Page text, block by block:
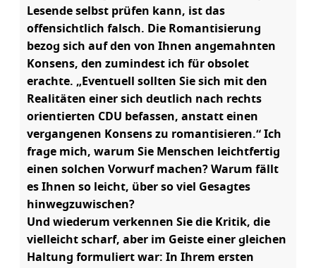
Lesende selbst prüfen kann, ist das
offensichtlich falsch. Die Romantisierung
bezog sich auf den von Ihnen angemahnten
Konsens, den zumindest ich für obsolet
erachte. „Eventuell sollten Sie sich mit den
Realitäten einer sich deutlich nach rechts
orientierten CDU befassen, anstatt einen
vergangenen Konsens zu romantisieren.“ Ich
frage mich, warum Sie Menschen leichtfertig
einen solchen Vorwurf machen? Warum fällt
es Ihnen so leicht, über so viel Gesagtes
hinwegzuwischen?
Und wiederum verkennen Sie die Kritik, die
vielleicht scharf, aber im Geiste einer gleichen
Haltung formuliert war: In Ihrem ersten